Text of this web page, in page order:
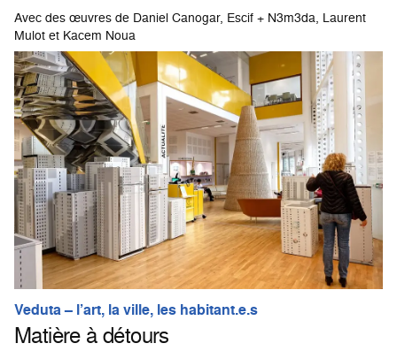
Avec des œuvres de Daniel Canogar, Escif + N3m3da, Laurent
Mulot et Kacem Noua
Veduta – l’art, la ville, les habitant.e.s
Matière à détours